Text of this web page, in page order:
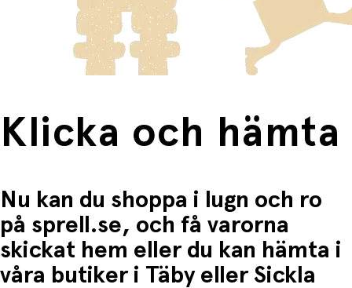
Producerat och förpackat i Frankrike.
frakten för dessa varor visas i kassan.
Fri frakt när du handlar för mer än 1500:-
Klicka och hämta
Nu kan du shoppa i lugn och ro
på sprell.se, och få varorna
skickat hem eller du kan hämta i
våra butiker i Täby eller Sickla